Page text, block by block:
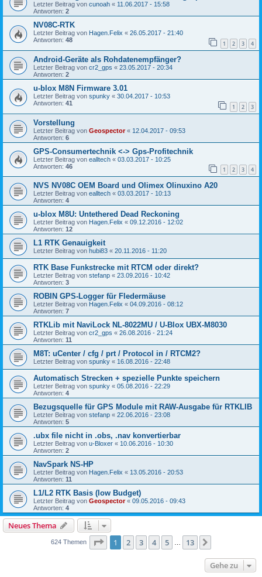
Letzter Beitrag von cunoah « 11.06.2017 - 15:58
Antworten: 2
NV08C-RTK
Letzter Beitrag von Hagen.Felix « 26.05.2017 - 21:40
Antworten: 48 1 2 3 4
Android-Geräte als Rohdatenempfänger?
Letzter Beitrag von cr2_gps « 23.05.2017 - 20:34
Antworten: 2
u-blox M8N Firmware 3.01
Letzter Beitrag von spunky « 30.04.2017 - 10:53
Antworten: 41 1 2 3
Vorstellung
Letzter Beitrag von Geospector« 12.04.2017 - 09:53
Antworten: 6
GPS-Consumertechnik <-> Gps-Profitechnik
Letzter Beitrag von ealltech « 03.03.2017 - 10:25
Antworten: 46 1 2 3 4
NVS NV08C OEM Board und Olimex Olinuxino A20
Letzter Beitrag von ealltech « 03.03.2017 - 10:13
Antworten: 4
u-blox M8U: Untethered Dead Reckoning
Letzter Beitrag von Hagen.Felix « 09.12.2016 - 12:02
Antworten: 12
L1 RTK Genauigkeit
Letzter Beitrag von hubi83 « 20.11.2016 - 11:20
RTK Base Funkstrecke mit RTCM oder direkt?
Letzter Beitrag von stefanp « 23.09.2016 - 10:42
Antworten: 3
ROBIN GPS-Logger für Fledermäuse
Letzter Beitrag von Hagen.Felix « 04.09.2016 - 08:12
Antworten: 7
RTKLib mit NaviLock NL-8022MU / U-Blox UBX-M8030
Letzter Beitrag von cr2_gps « 26.08.2016 - 21:24
Antworten: 11
M8T: uCenter / cfg / prt / Protocol in / RTCM2?
Letzter Beitrag von spunky « 16.08.2016 - 22:48
Automatisch Strecken + spezielle Punkte speichern
Letzter Beitrag von spunky « 05.08.2016 - 22:29
Antworten: 4
Bezugsquelle für GPS Module mit RAW-Ausgabe für RTKLIB
Letzter Beitrag von stefanp « 22.06.2016 - 23:08
Antworten: 5
.ubx file nicht in .obs, .nav konvertierbar
Letzter Beitrag von u-Bloxer « 10.06.2016 - 10:30
Antworten: 2
NavSpark NS-HP
Letzter Beitrag von Hagen.Felix « 13.05.2016 - 20:53
Antworten: 11
L1/L2 RTK Basis (low Budget)
Letzter Beitrag von Geospector« 09.05.2016 - 09:43
Antworten: 4
Neues Thema
624 Themen Seite 1von 13
1 2 3 4 5 13
Gehe zu